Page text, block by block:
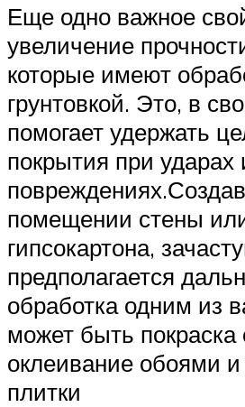
Еще одно важное
увеличение
которые имеют
грунтовкой. Это, в
помогает удержать
покрытия при
помещении стены
гипсокартона,
предполагается
обработка одним из
может быть покраска
оклеивание обоями и
плитки